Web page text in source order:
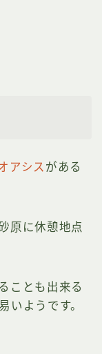
アシス がある
原に休憩地点
ことも出来る
いようです。